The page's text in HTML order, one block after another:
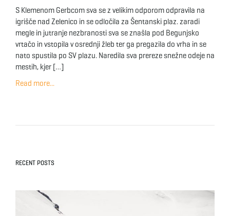
S Klemenom Gerbcom sva se z velikim odporom odpravila na
igrišče nad Zelenico in se odločila za Šentanski plaz. zaradi
megle in jutranje nezbranosti sva se znašla pod Begunjsko
vrtačo in vstopila v osrednji žleb ter ga pregazila do vrha in se
nato spustila po SV plazu. Naredila sva prereze snežne odeje na
mestih, kjer […]
Read more...
RECENT POSTS